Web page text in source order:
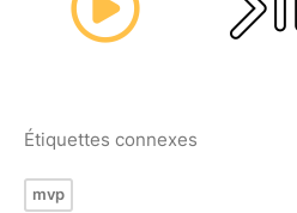
Étiquettes connexes
mvp